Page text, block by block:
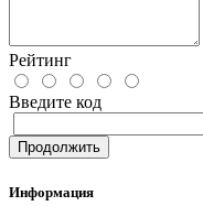
Рейтинг
Введите код
Продолжить
Информация